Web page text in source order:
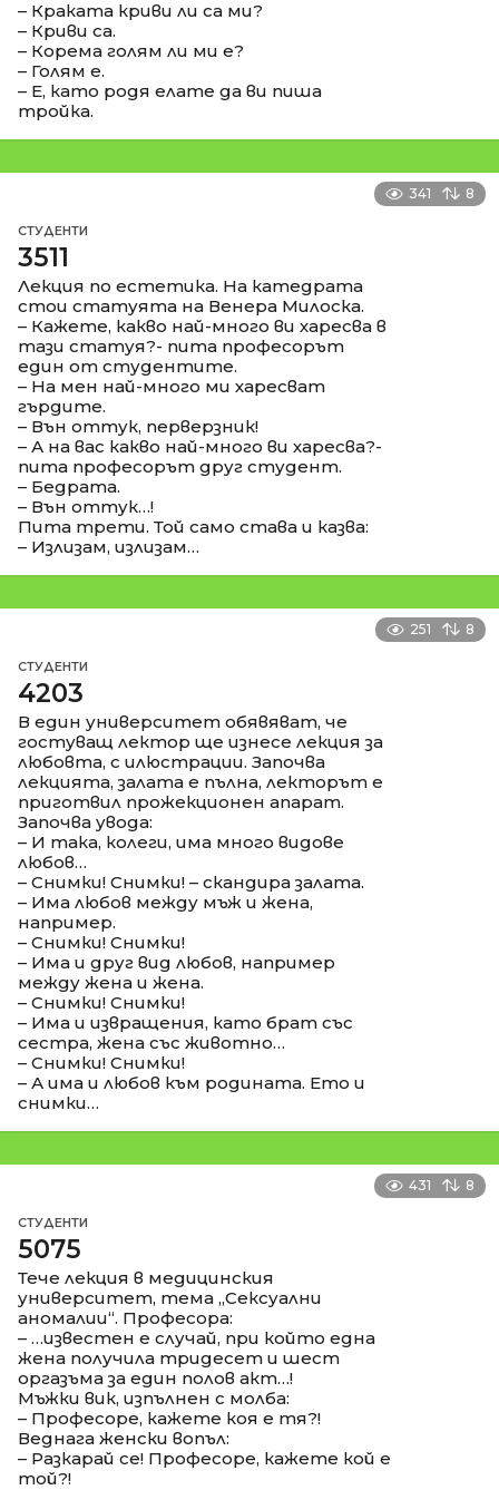
– Краката криви ли са ми?
– Криви са.
– Корема голям ли ми е?
– Голям е.
– Е, като родя елате да ви пиша
тройка.
341 8
СТУДЕНТИ
3511
Лекция по естетика. На катедрата
стои статуята на Венера Милоска.
– Кажете, какво най-много ви харесва в
тази статуя?- пита професорът
един от студентите.
– На мен най-много ми харесват
гърдите.
– Вън оттук, перверзник!
– А на вас какво най-много ви харесва?-
пита професорът друг студент.
– Бедрата.
– Вън оттук…!
Пита трети. Той само става и казва:
– Излизам, излизам…
251 8
СТУДЕНТИ
4203
В един университет обявяват, че
гостуващ лектор ще изнесе лекция за
любовта, с илюстрации. Започва
лекцията, залата е пълна, лекторът е
приготвил прожекционен апарат.
Започва увода:
– И така, колеги, има много видове
любов…
– Снимки! Снимки! – скандира залата.
– Има любов между мъж и жена,
например.
– Снимки! Снимки!
– Има и друг вид любов, например
между жена и жена.
– Снимки! Снимки!
– Има и извращения, като брат със
сестра, жена със животно…
– Снимки! Снимки!
– А има и любов към родината. Ето и
снимки…
431 8
СТУДЕНТИ
5075
Тече лекция в медицинския
университет, тема „Сексуални
аномалии“. Професора:
– …известен е случай, при който една
жена получила тридесет и шест
оргазъма за един полов акт…!
Мъжки вик, изпълнен с молба:
– Професоре, кажете коя е тя?!
Веднага женски вопъл:
– Разкарай се! Професоре, кажете кой е
той?!